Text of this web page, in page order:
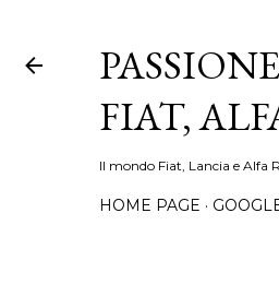
FIAT,
Il mondo Fiat, Lancia e
HOME PAGE